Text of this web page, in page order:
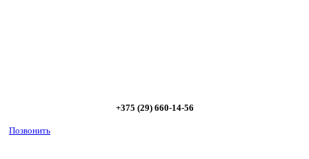
+375 (29) 660-14-56
Позвонить